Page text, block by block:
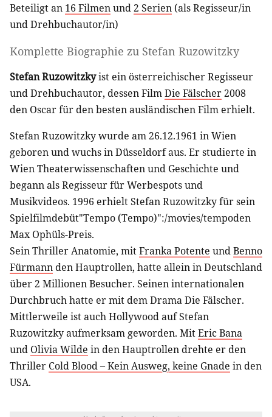
Beteiligt an 16 Filmenund2 Serien (alsRegisseur/in
undDrehbuchautor/in)
Komplette Biographie zu Stefan Ruzowitzky
Stefan Ruzowitzkyist ein österreichischer Regisseur
und Drehbuchautor, dessen FilmDie Fälscher2008
den Oscar für den besten ausländischen Film erhielt.
Stefan Ruzowitzky wurde am 26.12.1961 in Wien
geboren und wuchs in Düsseldorf aus. Er studierte in
Wien Theaterwissenschaften und Geschichte und
begann als Regisseur für Werbespots und
Musikvideos. 1996 erhielt Stefan Ruzowitzky für sein
Spielfilmdebüt"Tempo (Tempo)":/movies/tempoden
Max Ophüls-Preis.
Sein Thriller Anatomie, mitFranka Potente undBenno
Fürmann den Hauptrollen, hatte allein in Deutschland
über 2 Millionen Besucher. Seinen internationalen
Durchbruch hatte er mit dem Drama Die Fälscher.
Mittlerweile ist auch Hollywood auf Stefan
Ruzowitzky aufmerksam geworden. MitEric Bana
und Olivia Wilde in den Hauptrollen drehte er den
Thriller Cold Blood – Kein Ausweg, keine Gnade in den
USA.